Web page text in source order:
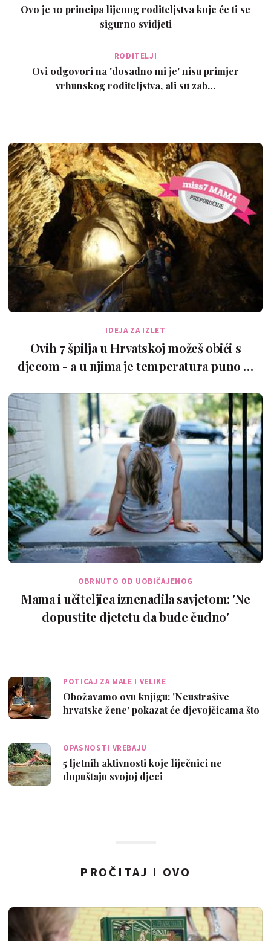
Ovo je 10 principa lijenog roditeljstva koje će ti se
sigurno svidjeti
RODITELJI
Ovi odgovori na 'dosadno mi je' nisu primjer
vrhunskog roditeljstva, ali su zab…
IDEJA ZA IZLET
Ovih 7 špilja u Hrvatskoj možeš obići s
djecom - a u njima je temperatura puno …
OBRNUTO OD UOBIČAJENOG
Mama i učiteljica iznenadila savjetom: 'Ne
dopustite djetetu da bude čudno'
POTICAJ ZA MALE I VELIKE
Obožavamo ovu knjigu: 'Neustrašive
hrvatske žene' pokazat će djevojčicama što
OPASNOSTI VREBAJU
5 ljetnih aktivnosti koje liječnici ne
dopuštaju svojoj djeci
PROČITAJ I OVO